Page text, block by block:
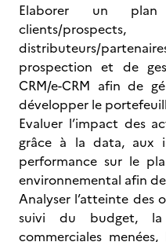
Elaborer un
clients/
distributeurs/
prospection et de
CRM/e-CRM afin de
développer le
Evaluer l’impact des
grâce à la data, aux
performance sur le
environnemental afin
Analyser l’atteinte des
suivi du budget, la
commerciales